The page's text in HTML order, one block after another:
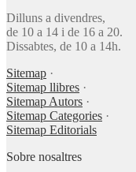
Dilluns a divendres,
de 10 a 14 i de 16 a 20.
Dissabtes, de 10 a 14h.
Sitemap ·
Sitemap llibres ·
Sitemap Autors ·
Sitemap Categories ·
Sitemap Editorials
Sobre nosaltres